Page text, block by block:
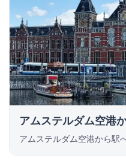
アムステルダム空港
アムステルダム空港から駅